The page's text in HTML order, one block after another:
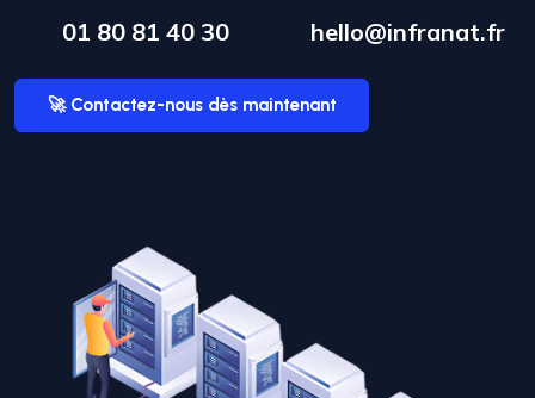
01 80 81 40 30 hello@infranat.fr
🚀 Contactez-nous dès maintenant